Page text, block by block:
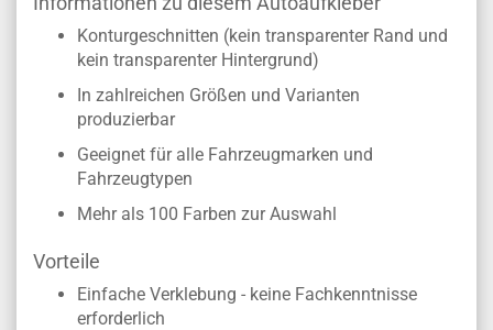
Konturgeschnitten (kein transparenter Rand und
kein transparenter Hintergrund)
In zahlreichen Größen und Varianten
produzierbar
Geeignet für alle Fahrzeugmarken und
Fahrzeugtypen
Mehr als 100 Farben zur Auswahl
Vorteile
Einfache Verklebung - keine Fachkenntnisse
erforderlich